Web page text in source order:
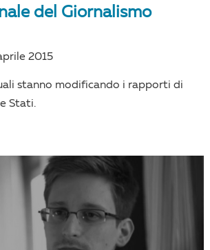
del Giornalismo
2015
stanno modificando i rapporti di
Stati.